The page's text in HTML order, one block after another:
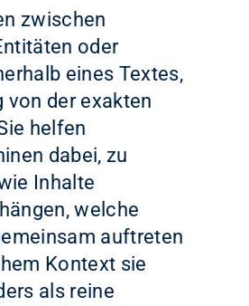
zwischen
oder
eines Textes,
von der exakten
helfen
dabei, zu
Inhalte
welche
auftreten
Kontext sie
als reine